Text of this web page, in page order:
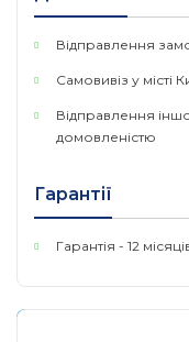
настроювані
спостереження
Звукова та
небажаних
світлової
за допомогою
безпосередньо
Відправлення
Самовивіз у місті
Відправлення
домовленістю
Гарантії
Гарантія - 12